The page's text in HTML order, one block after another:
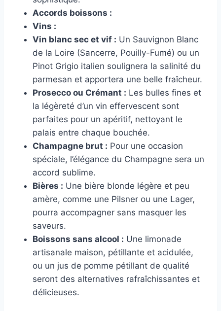
Accords boissons :
Vins :
Vin blanc sec et vif : Un Sauvignon Blanc
de la Loire (Sancerre, Pouilly-Fumé) ou un
Pinot Grigio italien soulignera la salinité du
parmesan et apportera une belle fraîcheur.
Prosecco ou Crémant : Les bulles fines et
la légèreté d’un vin effervescent sont
parfaites pour un apéritif, nettoyant le
palais entre chaque bouchée.
Champagne brut : Pour une occasion
spéciale, l’élégance du Champagne sera un
accord sublime.
Bières : Une bière blonde légère et peu
amère, comme une Pilsner ou une Lager,
pourra accompagner sans masquer les
saveurs.
Boissons sans alcool : Une limonade
artisanale maison, pétillante et acidulée,
ou un jus de pomme pétillant de qualité
seront des alternatives rafraîchissantes et
délicieuses.